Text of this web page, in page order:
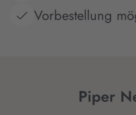
Vorbestellung
Piper